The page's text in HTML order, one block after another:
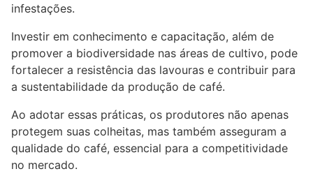
infestações.
Investir em conhecimento e capacitação, além de
promover a biodiversidade nas áreas de cultivo, pode
fortalecer a resistência das lavouras e contribuir para
a sustentabilidade da produção de café.
Ao adotar essas práticas, os produtores não apenas
protegem suas colheitas, mas também asseguram a
qualidade do café, essencial para a competitividade
no mercado.